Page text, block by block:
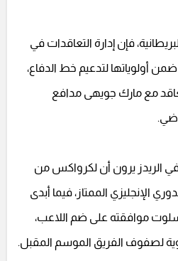
فإن إدارة التعاقدات في
أولوياتها لتدعيم خط الدفاع،
مع مارك جويهى مدافع
الريدز يرون أن لكرواكس من
الإنجليزي الممتاز، فيما أبدى
سلوت موافقته على ضم اللاعب،
لصفوف الفريق الموسم المقبل.